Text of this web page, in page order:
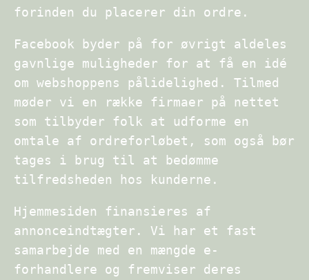
forinden du placerer din ordre.
Facebook byder på for øvrigt aldeles
gavnlige muligheder for at få en idé
om webshoppens pålidelighed. Tilmed
møder vi en række firmaer på nettet
som tilbyder folk at udforme en
omtale af ordreforløbet, som også bør
tages i brug til at bedømme
tilfredsheden hos kunderne.
Hjemmesiden finansieres af
annonceindtægter. Vi har et fast
samarbejde med en mængde e-
forhandlere og fremviser deres